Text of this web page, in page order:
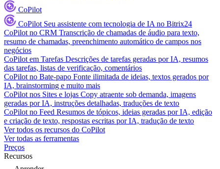
CoPilot
CoPilot Seu assistente com tecnologia de IA no Bitrix24
CoPilot no CRM Transcrição de chamadas de áudio para texto,
resumo de chamadas, preenchimento automático de campos nos
negócios
CoPilot em Tarefas Descrições de tarefas geradas por IA, resumos
das tarefas, listas de verificação, comentários
CoPilot no Bate-papo Fonte ilimitada de ideias, textos gerados por
IA, brainstorming e muito mais
CoPilot nos Sites e lojas Copy atraente sob demanda, imagens
geradas por IA, instruções detalhadas, traduções de texto
CoPilot no Feed Resumos de tópicos, ideias geradas por IA, edição
e criação de texto, respostas escritas por IA, tradução de texto
Ver todos os recursos do CoPilot
Ver todas as ferramentas
Preços
Recursos